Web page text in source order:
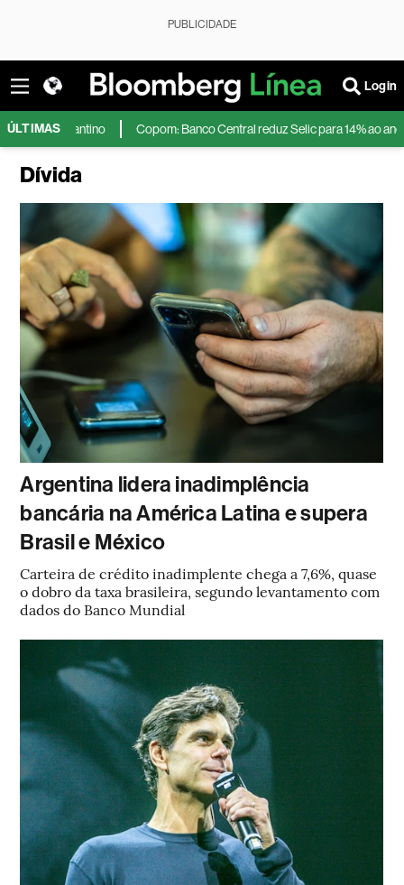
PUBLICIDADE
Login
ÚLTIMASCopom: Banco Central reduz Selic para 14% ao ano após inflação
Dívida
Argentina lidera inadimplência
bancária na América Latina e supera
Brasil e México
Carteira de crédito inadimplente chega a 7,6%, quase
o dobro da taxa brasileira, segundo levantamento com
dados do Banco Mundial